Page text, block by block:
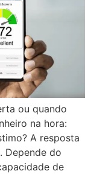
ou quando
na hora:
A resposta
Depende do
de